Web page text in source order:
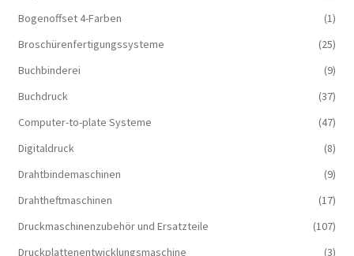
Bogenoffset 4-Farben
(1)
Broschürenfertigungssysteme
(25)
Buchbinderei
(9)
Buchdruck
(37)
Computer-to-plate Systeme
(47)
Digitaldruck
(8)
Drahtbindemaschinen
(9)
Drahtheftmaschinen
(17)
Druckmaschinenzubehör und Ersatzteile
(107)
Druckplattenentwicklungsmaschine
(3)